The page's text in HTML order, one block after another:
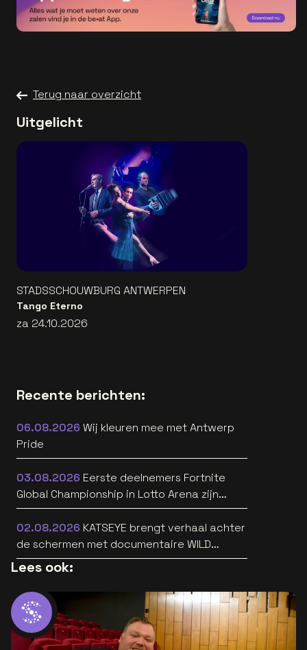
Terug naar overzicht
Uitgelicht
STADSSCHOUWBURG ANTWERPEN
Tango Eterno
za 24.10.2026
Recente berichten:
06.08.2026 Wij kleuren mee met Antwerp
Pride
03.08.2026 Eerste deelnemers Fortnite
Global Championship in Lotto Arena zijn
bekend
02.08.2026 KATSEYE brengt verhaal achter
de schermen met documentaire WILD
HEARTS [trailer]
Lees ook: